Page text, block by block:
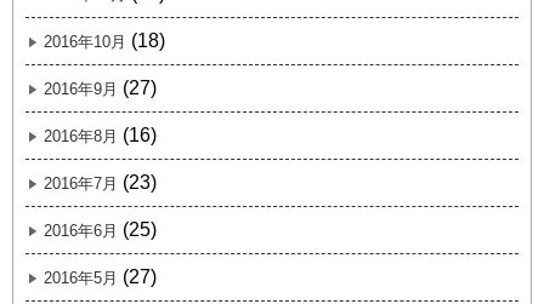
2016年10月 (18)
2016年9月 (27)
2016年8月 (16)
2016年7月 (23)
2016年6月 (25)
2016年5月 (27)